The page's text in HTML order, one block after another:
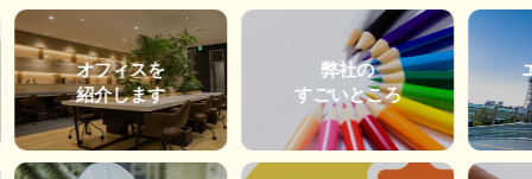
オフィスを
紹介します
弊社の
すごいところ